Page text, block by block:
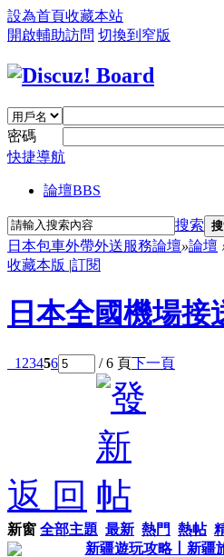
設為首頁收藏本站
開啟輔助訪問 切換到窄版
密碼
快捷導航
論壇BBS
搜索
日本包車外帶外送服務論壇»論壇
收藏本版 |訂閱
日本全國機場接
1 23456 / 6 頁下一頁
返 回
新窗 全部主題 最新 熱門 熱帖
新疆遊玩攻略丨新疆